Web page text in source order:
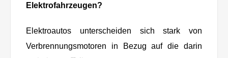
Elektrofahrzeugen?
Elektroautos unterscheiden sich stark von
Verbrennungsmotoren in Bezug auf die darin